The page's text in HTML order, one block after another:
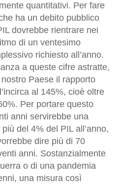
quantitativi. Per fare
ha un debito pubblico
dovrebbe rientrare nei
di un ventesimo
richiesto all’anno.
a queste cifre astratte,
Paese il rapporto
al 145%, cioè oltre
Per portare questo
anni servirebbe una
del 4% del PIL all’anno,
dire più di 70
anni. Sostanzialmente
o di una pandemia
una misura così